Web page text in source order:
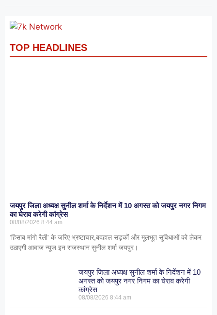
TOP HEADLINES
जयपुर जिला अध्यक्ष सुनील शर्मा के निर्देशन में 10 अगस्त को जयपुर नगर निगम
का घेराव करेगी कांग्रेस
08/08/2026 8:44 am
‘हिसाब मांगो रैली’ के जरिए भ्रष्टाचार,बदहाल सड़कों और मूलभूत सुविधाओं को लेकर
उठाएगी आवाज न्यूज इन राजस्थान सुनील शर्मा जयपुर।
जयपुर जिला अध्यक्ष सुनील शर्मा के निर्देशन में 10
अगस्त को जयपुर नगर निगम का घेराव करेगी
कांग्रेस
08/08/20268:44 am